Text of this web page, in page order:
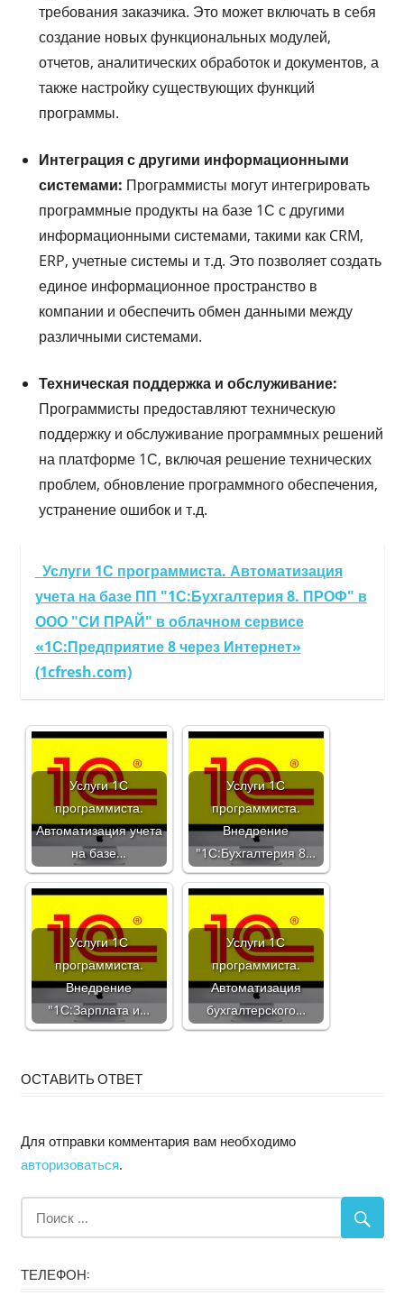
требования заказчика. Это может включать в себя
создание новых функциональных модулей,
отчетов, аналитических обработок и документов, а
также настройку существующих функций
программы.
Интеграция с другими информационными
системами: Программисты могут интегрировать
программные продукты на базе 1С с другими
информационными системами, такими как CRM,
ERP, учетные системы и т.д. Это позволяет создать
единое информационное пространство в
компании и обеспечить обмен данными между
различными системами.
Техническая поддержка и обслуживание:
Программисты предоставляют техническую
поддержку и обслуживание программных решений
на платформе 1С, включая решение технических
проблем, обновление программного обеспечения,
устранение ошибок и т.д.
Услуги 1С программиста. Автоматизация
учета на базе ПП "1С:Бухгалтерия 8. ПРОФ" в
ООО "СИ ПРАЙ" в облачном сервисе
«1С:Предприятие 8 через Интернет»
(1cfresh.com)
Услуги 1С
программиста.
Автоматизация учета
на базе…
Услуги 1С
программиста.
Внедрение
"1С:Бухгалтерия 8…
Услуги 1С
программиста.
Внедрение
"1С:Зарплата и…
Услуги 1С
программиста.
Автоматизация
бухгалтерского…
ОСТАВИТЬ ОТВЕТ
Для отправки комментария вам необходимо
авторизоваться.
ТЕЛЕФОН: